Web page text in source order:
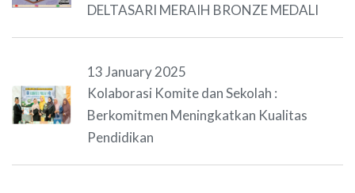
DELTASARI MERAIH BRONZE MEDALI
13 January 2025
Kolaborasi Komite dan Sekolah :
Berkomitmen Meningkatkan Kualitas
Pendidikan